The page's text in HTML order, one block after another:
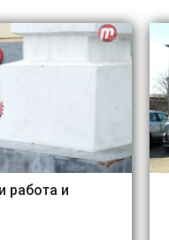
работа и